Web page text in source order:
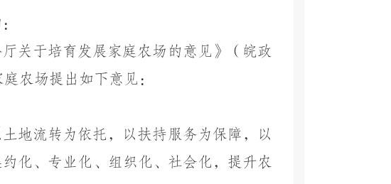
关于培育发展家庭农场的意见》（皖政
农场提出如下意见：
地流转为依托，以扶持服务为保障，以
化、专业化、组织化、社会化，提升农